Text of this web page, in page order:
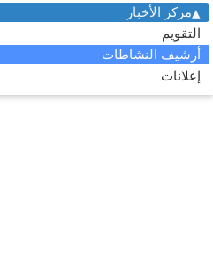
مركز الأخبار
التقويم
أرشيف النشاطات
إعلانات